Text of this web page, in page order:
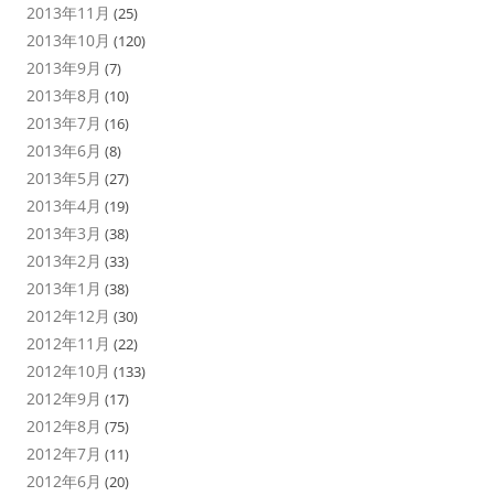
2013年11月 (25)
2013年10月 (120)
2013年9月 (7)
2013年8月 (10)
2013年7月 (16)
2013年6月 (8)
2013年5月 (27)
2013年4月 (19)
2013年3月 (38)
2013年2月 (33)
2013年1月 (38)
2012年12月 (30)
2012年11月 (22)
2012年10月 (133)
2012年9月 (17)
2012年8月 (75)
2012年7月 (11)
2012年6月 (20)